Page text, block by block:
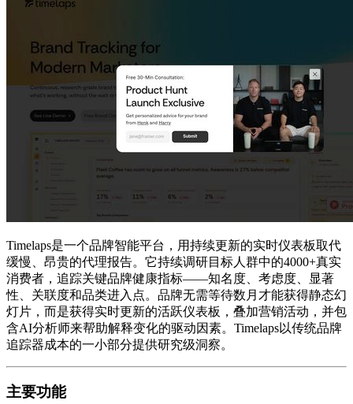
Timelaps是一个品牌智能平台，用持续更新的实时仪表板取代
缓慢、昂贵的代理报告。它持续调研目标人群中的4000+真实
消费者，追踪关键品牌健康指标——知名度、考虑度、显著
性、关联度和品类进入点。品牌无需等待数月才能获得静态幻
灯片，而是获得实时更新的活跃仪表板，叠加营销活动，并包
含AI分析师来帮助解释变化的驱动因素。Timelaps以传统品牌
追踪器成本的一小部分提供研究级洞察。
主要功能